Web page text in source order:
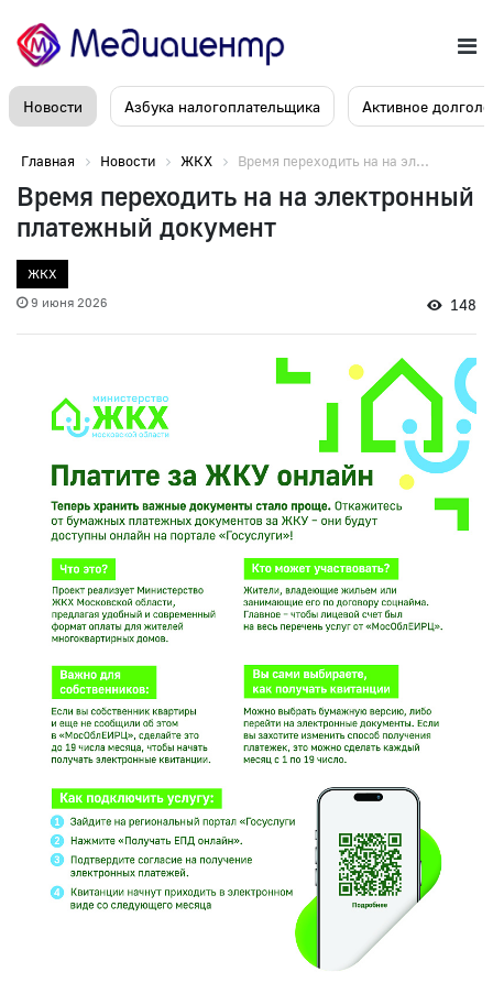
Новости Азбука налогоплательщика Активное
Главная Новости ЖКХ Время переходить на на эл...
Время переходить на на электронный
платежный документ
ЖКХ
9 июня 2026
148